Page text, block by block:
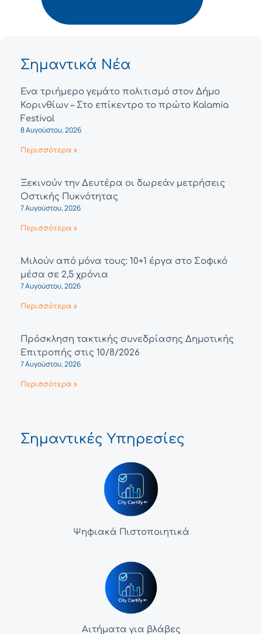
Σημαντικά Νέα
Ένα τριήμερο γεμάτο πολιτισμό στον Δήμο
Κορινθίων – Στο επίκεντρο το πρώτο Kalamia
Festival
8 Αυγούστου, 2026
Περισσότερα »
Ξεκινούν την Δευτέρα οι δωρεάν μετρήσεις
Οστικής Πυκνότητας
7 Αυγούστου, 2026
Περισσότερα »
Μιλούν από μόνα τους: 10+1 έργα στο Σοφικό
μέσα σε 2,5 χρόνια
7 Αυγούστου, 2026
Περισσότερα »
Πρόσκληση τακτικής συνεδρίασης Δημοτικής
Επιτροπής στις 10/8/2026
7 Αυγούστου, 2026
Περισσότερα »
Σημαντικές Υπηρεσίες
Ψηφιακά Πιστοποιητικά
Αιτήματα για βλάβες